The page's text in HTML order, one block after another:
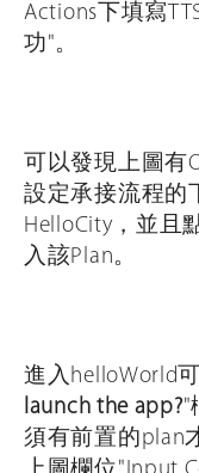
Actions下填寫
功"。
可以發現上圖有
設定承接流程的
HelloCity，並且
入該Plan。
進入helloWorld
launch the app?"
須有前置的plan